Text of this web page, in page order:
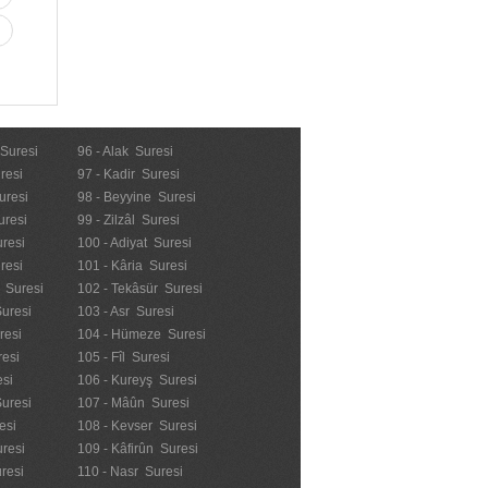
Suresi
96 - Alak Suresi
97 - Kadir Suresi
98 - Beyyine Suresi
99 - Zilzâl Suresi
100 - Adiyat Suresi
101 - Kâria Suresi
102 - Tekâsür Suresi
103 - Asr Suresi
104 - Hümeze Suresi
105 - Fîl Suresi
106 - Kureyş Suresi
107 - Mâûn Suresi
108 - Kevser Suresi
109 - Kâfirûn Suresi
110 - Nasr Suresi